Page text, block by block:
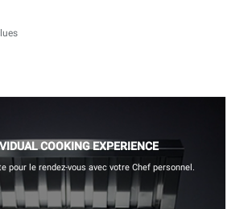
COOKING EXPERIENCE
pour le rendez-vous avec votre Chef personnel.